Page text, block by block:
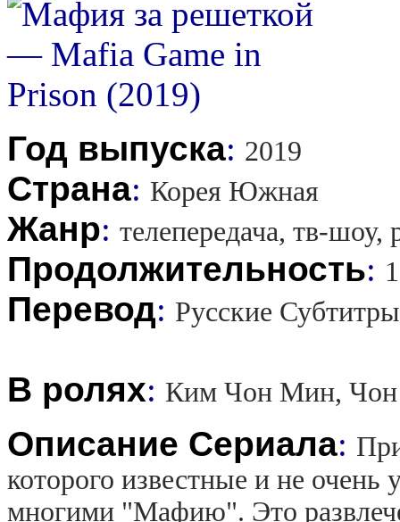
Год выпуска: 2019
Страна: Корея Южная
Жанр: телепередача, тв-шоу,
Продолжительность:
Перевод: Русские Субтитры
В ролях: Ким Чон Мин,
Описание Сериала:
которого известные и не
многими "Мафию". Это